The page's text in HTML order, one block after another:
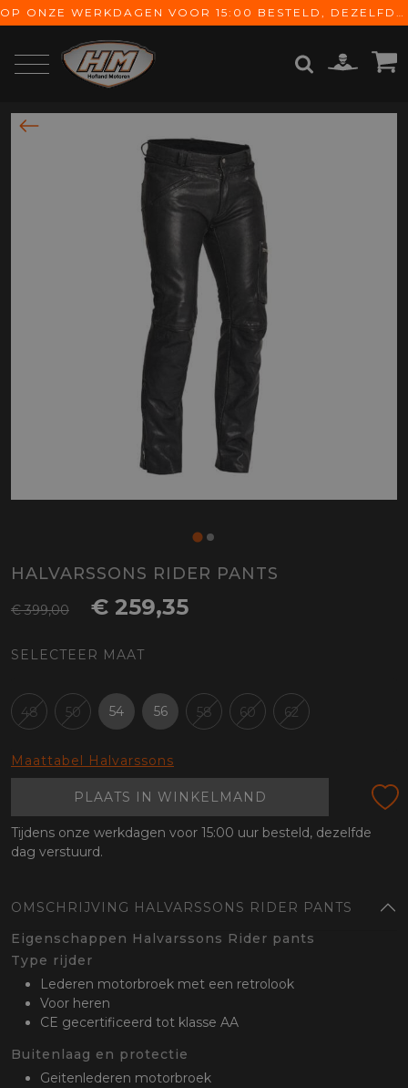
OP ONZE WERKDAGEN VOOR 15:00 BESTELD, DEZELFDE DAG VERZONDEN! GRATIS VERZENDING VANAF € 65,-
HALVARSSONS RIDER PANTS
€ 399,00 € 259,35
SELECTEER MAAT
48 50 54 56 58 60 62
Maattabel Halvarssons
PLAATS IN WINKELMAND
Tijdens onze werkdagen voor 15:00 uur besteld, dezelfde
dag verstuurd.
OMSCHRIJVING HALVARSSONS RIDER PANTS
Eigenschappen Halvarssons Rider pants
Type rijder
Lederen motorbroek met een retrolook
Voor heren
CE gecertificeerd tot klasse AA
Buitenlaag en protectie
Geitenlederen motorbroek